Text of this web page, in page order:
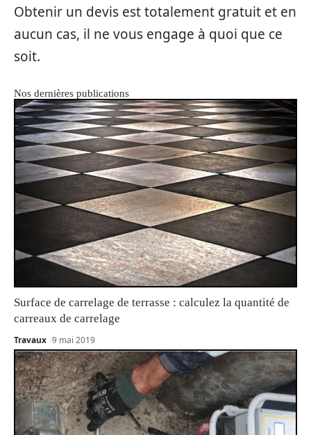
Obtenir un devis est totalement gratuit et en
aucun cas, il ne vous engage à quoi que ce
soit.
Nos dernières publications
Surface de carrelage de terrasse : calculez la quantité de
carreaux de carrelage
Travaux 9 mai 2019